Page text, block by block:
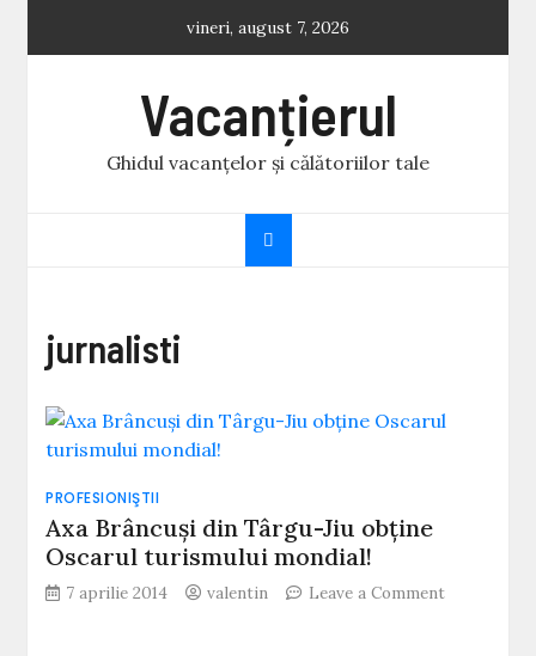
vineri, august 7, 2026
Vacanțierul
Ghidul vacanțelor și călătoriilor tale
jurnalisti
PROFESIONIŞTII
Axa Brâncuşi din Târgu-Jiu obține
Oscarul turismului mondial!
7 aprilie 2014 valentin Leave a Commenton